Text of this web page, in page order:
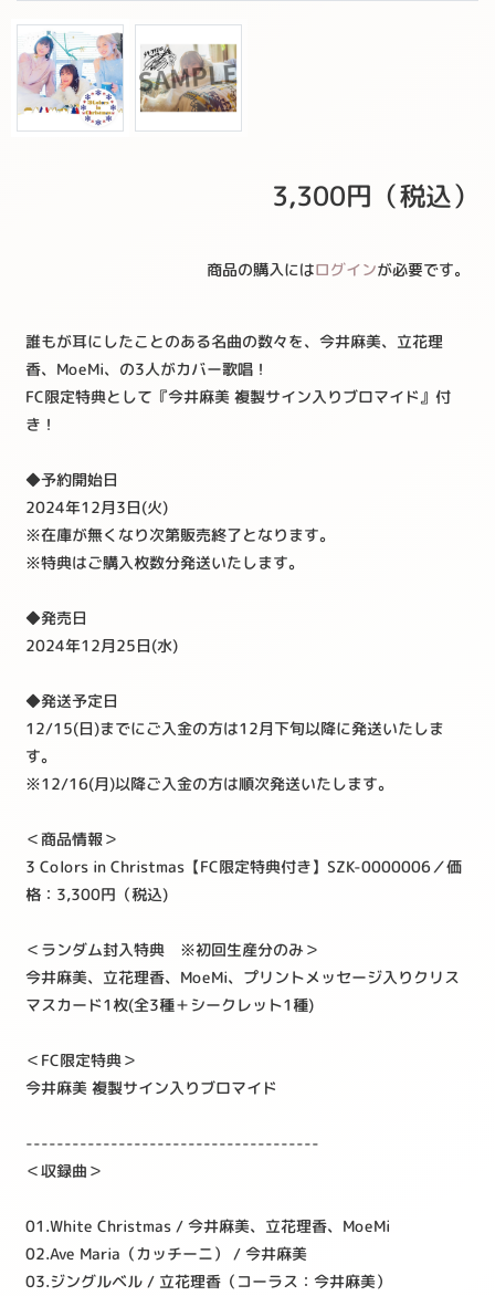
3,300円（税込）
商品の購入にはログインが必要です。
誰もが耳にしたことのある名曲の数々を、今井麻美、立花理
香、MoeMi、の3人がカバー歌唱！
FC限定特典として『今井麻美 複製サイン入りブロマイド』付
き！
◆予約開始日
2024年12月3日(火)
※在庫が無くなり次第販売終了となります。
※特典はご購入枚数分発送いたします。
◆発売日
2024年12月25日(水)
◆発送予定日
12/15(日)までにご入金の方は12月下旬以降に発送いたしま
す。
※12/16(月)以降ご入金の方は順次発送いたします。
＜商品情報＞
3 Colors in Christmas【FC限定特典付き】SZK-0000006／価
格：3,300円（税込)
＜ランダム封入特典 ※初回生産分のみ＞
今井麻美、立花理香、MoeMi、プリントメッセージ入りクリス
マスカード1枚(全3種＋シークレット1種)
＜FC限定特典＞
今井麻美 複製サイン入りブロマイド
--------------------------------------
＜収録曲＞
01.White Christmas / 今井麻美、立花理香、MoeMi
02.Ave Maria（カッチーニ） / 今井麻美
03.ジングルベル / 立花理香（コーラス：今井麻美）